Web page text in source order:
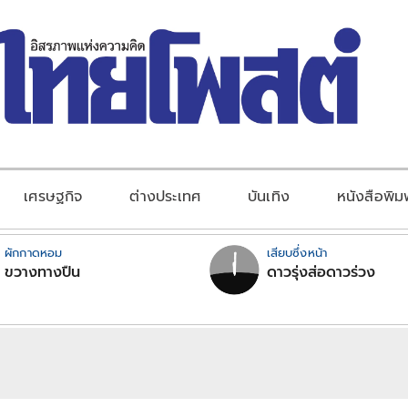
เศรษฐกิจ ต่างประเทศ บันเทิง หนังสือพิ
ผักกาดหอม
ขวางทางปืน
เสียบซึ่งหน้า
ดาวรุ่งส่อดาวร่วง